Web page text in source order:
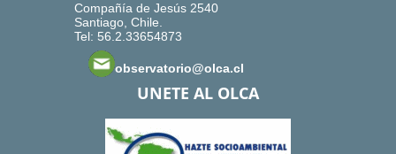
Compañía de Jesús 2540
Santiago, Chile.
Tel: 56.2.33654873
observatorio@olca.cl
UNETE AL OLCA